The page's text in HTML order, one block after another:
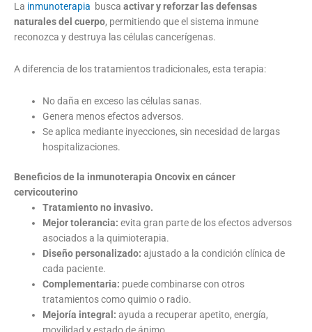
La inmunoterapia busca activar y reforzar las defensas
naturales del cuerpo, permitiendo que el sistema inmune
reconozca y destruya las células cancerígenas.
A diferencia de los tratamientos tradicionales, esta terapia:
No daña en exceso las células sanas.
Genera menos efectos adversos.
Se aplica mediante inyecciones, sin necesidad de largas
hospitalizaciones.
Beneficios de la inmunoterapia Oncovix en cáncer
cervicouterino
Tratamiento no invasivo.
Mejor tolerancia: evita gran parte de los efectos adversos
asociados a la quimioterapia.
Diseño personalizado: ajustado a la condición clínica de
cada paciente.
Complementaria: puede combinarse con otros
tratamientos como quimio o radio.
Mejoría integral: ayuda a recuperar apetito, energía,
movilidad y estado de ánimo.